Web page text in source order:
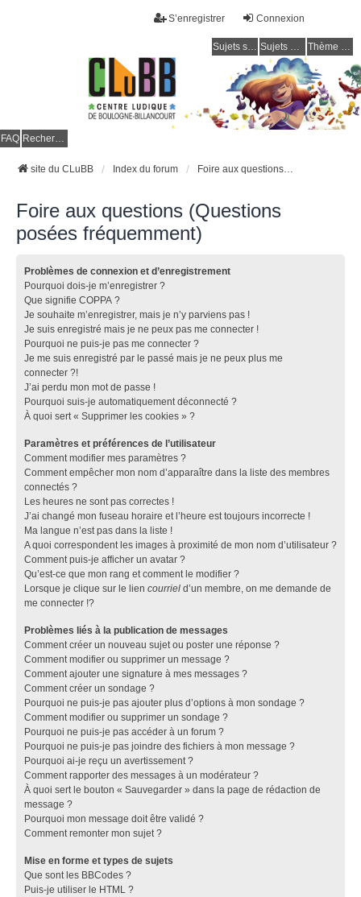
Connexion
S’enregistrer
Sujets sans réponse Sujets actifs Thème clair / foncé
FAQ Rechercher
site du CLuBB Index du forum Foire aux questions (Questions posées fréquemment)
Foire aux questions (Questions
posées fréquemment)
Problèmes de connexion et d’enregistrement
Pourquoi dois-je m’enregistrer ?
Que signifie COPPA ?
Je souhaite m’enregistrer, mais je n’y parviens pas !
Je suis enregistré mais je ne peux pas me connecter !
Pourquoi ne puis-je pas me connecter ?
Je me suis enregistré par le passé mais je ne peux plus me
connecter ?!
J’ai perdu mon mot de passe !
Pourquoi suis-je automatiquement déconnecté ?
À quoi sert « Supprimer les cookies » ?
Paramètres et préférences de l’utilisateur
Comment modifier mes paramètres ?
Comment empêcher mon nom d’apparaître dans la liste des membres
connectés ?
Les heures ne sont pas correctes !
J’ai changé mon fuseau horaire et l’heure est toujours incorrecte !
Ma langue n’est pas dans la liste !
A quoi correspondent les images à proximité de mon nom d’utilisateur ?
Comment puis-je afficher un avatar ?
Qu’est-ce que mon rang et comment le modifier ?
Lorsque je clique sur le lien courriel d’un membre, on me demande de
me connecter !?
Problèmes liés à la publication de messages
Comment créer un nouveau sujet ou poster une réponse ?
Comment modifier ou supprimer un message ?
Comment ajouter une signature à mes messages ?
Comment créer un sondage ?
Pourquoi ne puis-je pas ajouter plus d’options à mon sondage ?
Comment modifier ou supprimer un sondage ?
Pourquoi ne puis-je pas accéder à un forum ?
Pourquoi ne puis-je pas joindre des fichiers à mon message ?
Pourquoi ai-je reçu un avertissement ?
Comment rapporter des messages à un modérateur ?
À quoi sert le bouton « Sauvegarder » dans la page de rédaction de
message ?
Pourquoi mon message doit être validé ?
Comment remonter mon sujet ?
Mise en forme et types de sujets
Que sont les BBCodes ?
Puis-je utiliser le HTML ?